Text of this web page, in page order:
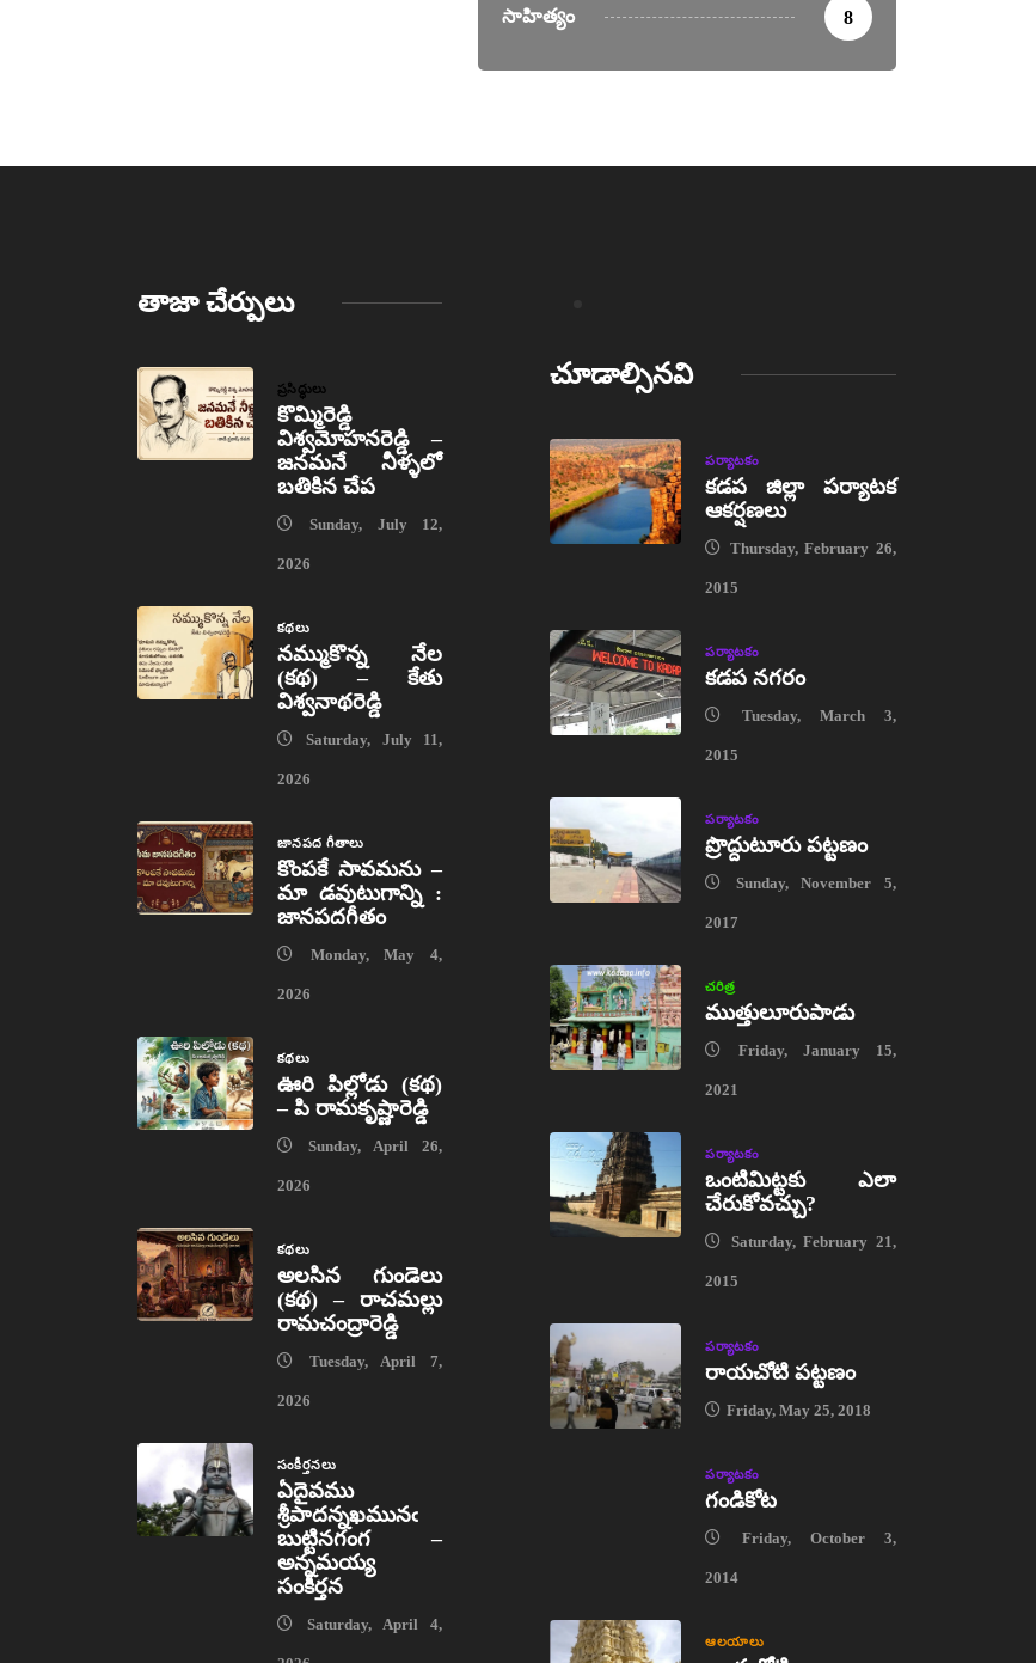
సాహిత్యం 8
తాజా చేర్పులు
ప్రసిద్ధులు
కొమ్మిరెడ్డి
విశ్వమోహనరెడ్డి –
జనమనే నీళ్ళలో
బతికిన చేప
Sunday, July 12,
2026
కథలు
నమ్ముకొన్న నేల
(కథ) – కేతు
విశ్వనాథరెడ్డి
Saturday, July 11,
2026
జానపద గీతాలు
కొంపకే సావమను –
మా డవుటుగాన్ని :
జానపదగీతం
Monday, May 4,
2026
కథలు
ఊరి పిల్లోడు (కథ)
– పి రామకృష్ణారెడ్డి
Sunday, April 26,
2026
కథలు
అలసిన గుండెలు
(కథ) – రాచమల్లు
రామచంద్రారెడ్డి
Tuesday, April 7,
2026
సంకీర్తనలు
ఏదైవము
శ్రీపాదన్నఖమునఁ
బుట్టినగంగ –
అన్నమయ్య
సంకీర్తన
Saturday, April 4,
చూడాల్సినవి
పర్యాటకం
కడప జిల్లా పర్యాటక
ఆకర్షణలు
Thursday, February 26,
2015
పర్యాటకం
కడప నగరం
Tuesday, March 3,
2015
పర్యాటకం
ప్రొద్దుటూరు పట్టణం
Sunday, November 5,
2017
చరిత్ర
ముత్తులూరుపాడు
Friday, January 15,
2021
పర్యాటకం
ఒంటిమిట్టకు ఎలా
చేరుకోవచ్చు?
Saturday, February 21,
2015
పర్యాటకం
రాయచోటి పట్టణం
Friday, May 25, 2018
పర్యాటకం
గండికోట
Friday, October 3,
2014
ఆలయాలు